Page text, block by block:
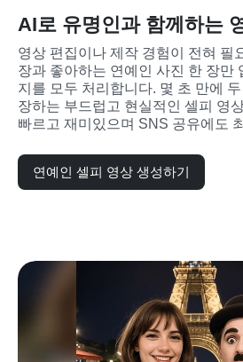
AI로 유명인과 함께하는
영상 편집이나 제작 경험이 전혀 필
장과 좋아하는 연예인 사진 한 장만
지를 모두 처리합니다. 몇 초 만에
장하는 부드럽고 현실적인 셀피 영
빠르고 재미있으며 SNS 공유에도
연예인 셀피 영상 생성하기